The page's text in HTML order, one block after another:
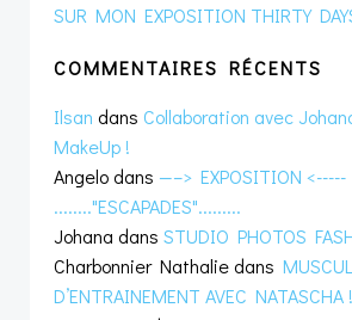
SUR MON EXPOSITION THIRTY
COMMENTAIRES RÉCENTS
Ilsan dans Collaboration avec
MakeUp !
Angelo dans —–> EXPOSITION <-----
........"ESCAPADES".........
Johana dans STUDIO PHOTOS
Charbonnier Nathalie dans
D’ENTRAINEMENT AVEC NATASCHA !